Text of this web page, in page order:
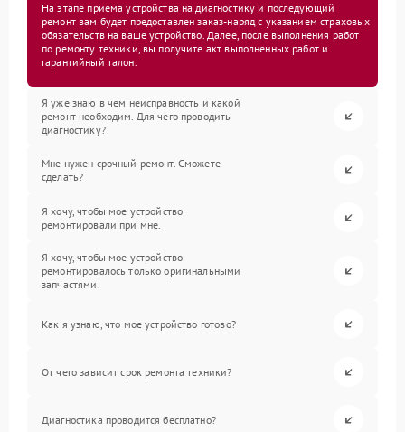
На этапе приема устройства на диагностику и последующий
ремонт вам будет предоставлен заказ-наряд с указанием страховых
обязательств на ваше устройство. Далее, после выполнения работ
по ремонту техники, вы получите акт выполненных работ и
гарантийный талон.
Я уже знаю в чем неисправность и какой
ремонт необходим. Для чего проводить
диагностику?
Мне нужен срочный ремонт. Сможете
сделать?
Я хочу, чтобы мое устройство
ремонтировали при мне.
Я хочу, чтобы мое устройство
ремонтировалось только оригинальными
запчастями.
Как я узнаю, что мое устройство готово?
От чего зависит срок ремонта техники?
Диагностика проводится бесплатно?